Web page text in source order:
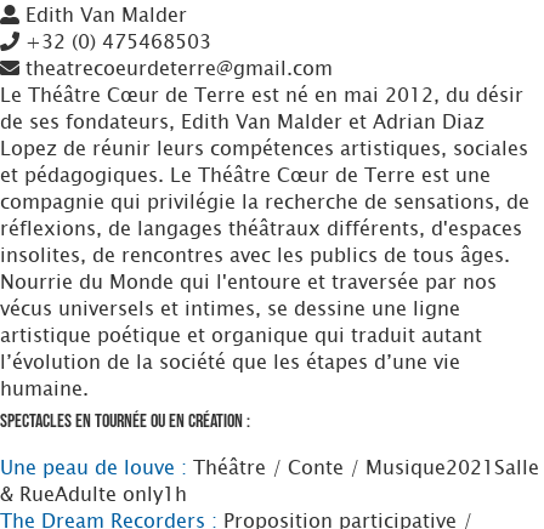
Edith Van Malder
+32 (0) 475468503
theatrecoeurdeterre@gmail.com
Le Théâtre Cœur de Terre est né en mai 2012, du désir
de ses fondateurs, Edith Van Malder et Adrian Diaz
Lopez de réunir leurs compétences artistiques, sociales
et pédagogiques. Le Théâtre Cœur de Terre est une
compagnie qui privilégie la recherche de sensations, de
réflexions, de langages théâtraux différents, d'espaces
insolites, de rencontres avec les publics de tous âges.
Nourrie du Monde qui l'entoure et traversée par nos
vécus universels et intimes, se dessine une ligne
artistique poétique et organique qui traduit autant
l’évolution de la société que les étapes d’une vie
humaine.
Spectacles en tournée ou en création :
Une peau de louve : Théâtre / Conte / Musique2021 Salle
& RueAdulte only1h
The Dream Recorders : Proposition participative /